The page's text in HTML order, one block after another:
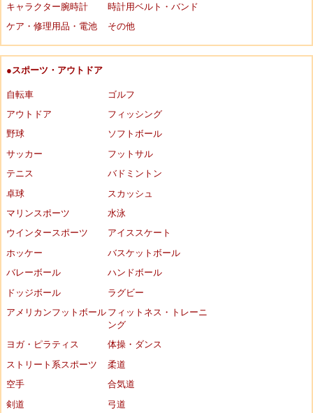
キャラクター腕時計
時計用ベルト・バンド
ケア・修理用品・電池
その他
●スポーツ・アウトドア
自転車
ゴルフ
アウトドア
フィッシング
野球
ソフトボール
サッカー
フットサル
テニス
バドミントン
卓球
スカッシュ
マリンスポーツ
水泳
ウインタースポーツ
アイススケート
ホッケー
バスケットボール
バレーボール
ハンドボール
ドッジボール
ラグビー
アメリカンフットボール フィットネス・トレーニ
ング
ヨガ・ピラティス
体操・ダンス
ストリート系スポーツ
柔道
空手
合気道
剣道
弓道